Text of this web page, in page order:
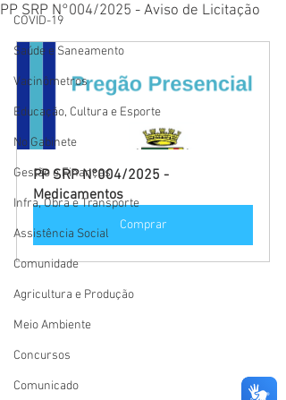
COVID-19
Saúde e Saneamento
Vacinômetros
Educação, Cultura e Esporte
No Gabinete
Gestão e Finanças
Infra, Obra e Transporte
Assistência Social
Comunidade
Agricultura e Produção
Meio Ambiente
Concursos
Comunicado
PP SRP N°004/2025 - Aviso de Licitação
PP SRP N°004/2025 -
Medicamentos
Comprar